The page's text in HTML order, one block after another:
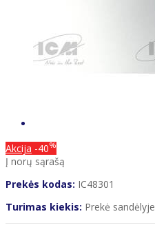
Akcija -40%
Į norų sąrašą
Prekės kodas: IC48301
Turimas kiekis: Prekė sandėlyje